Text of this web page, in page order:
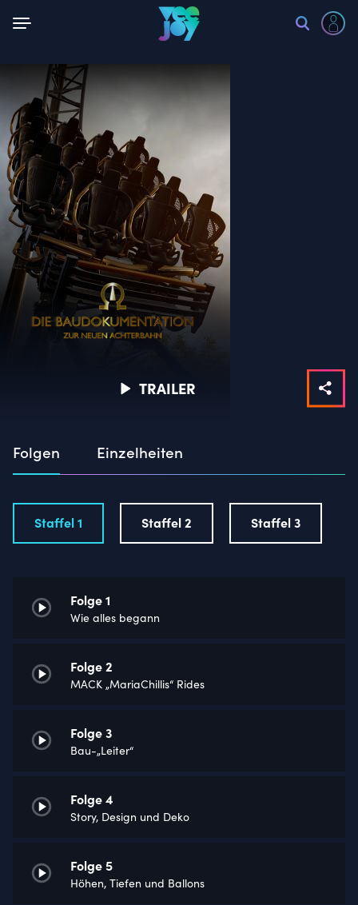
TRAILER
Folgen Einzelheiten
Staffel 1 Staffel 2 Staffel 3
Folge 1
Wie alles begann
Folge 2
MACK „MariaChillis“ Rides
Folge 3
Bau-„Leiter“
Folge 4
Story, Design und Deko
Folge 5
Höhen, Tiefen und Ballons